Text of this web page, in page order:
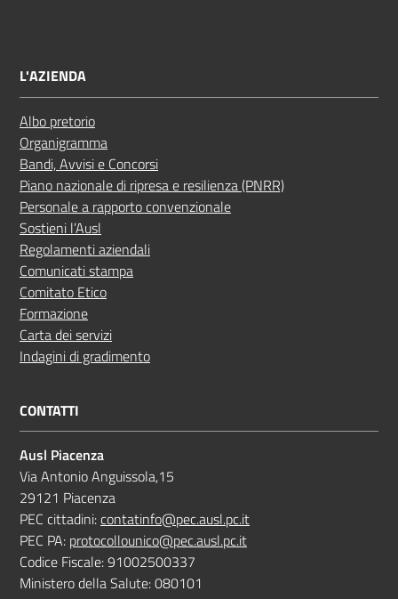
L'AZIENDA
Albo pretorio
Organigramma
Bandi, Avvisi e Concorsi
Piano nazionale di ripresa e resilienza (PNRR)
Personale a rapporto convenzionale
Sostieni l’Ausl
Regolamenti aziendali
Comunicati stampa
Comitato Etico
Formazione
Carta dei servizi
Indagini di gradimento
CONTATTI
Ausl Piacenza
Via Antonio Anguissola,15
29121 Piacenza
PEC cittadini:contatinfo@pec.ausl.pc.it
PEC PA: protocollounico@pec.ausl.pc.it
Codice Fiscale: 91002500337
Ministero della Salute: 080101